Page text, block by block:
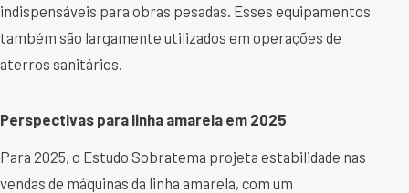
indispensáveis para obras pesadas. Esses equipamentos
também são largamente utilizados em operações de
aterros sanitários.
Perspectivas para linha amarela em 2025
Para 2025, o Estudo Sobratema projeta estabilidade nas
vendas de máquinas da linha amarela, com um